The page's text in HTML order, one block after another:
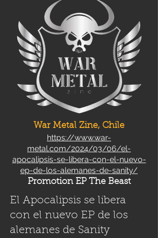
War Metal Zine, Chile
https://www.war-
metal.com/2024/03/06/el-
apocalipsis-se-libera-con-el-nuevo-
ep-de-los-alemanes-de-sanity/
Promotion EP The Beast
El Apocalipsis se libera
con el nuevo EP de los
alemanes de Sanity